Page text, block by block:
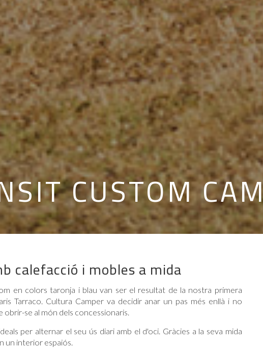
CUSTOM
calefacció i mobles a mida
en colors taronja i blau van ser el resultat de la nostra primera
Tarraco. Cultura Camper va decidir anar un pas més enllà i no
obrir-se al món dels concessionaris.
per alternar el seu ús diari amb el d'oci. Gràcies a la seva mida
un interior espaiós.